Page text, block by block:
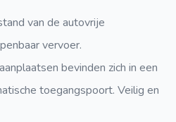
van de autovrije
vervoer.
bevinden zich in een
toegangspoort. Veilig en